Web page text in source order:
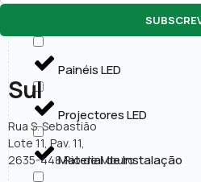
Painéis LED
Projectores LED
Material de Instalação
Sul
Rua S. Sebastião
Lote 11, Pav. 11,
2635-448 Rio de Mouro